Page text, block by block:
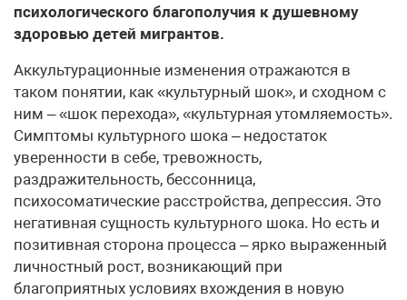
психологического благополучия к душевному
здоровью детей мигрантов.
Аккультурационные изменения отражаются в
таком понятии, как «культурный шок», и сходном с
ним – «шок перехода», «культурная утомляемость».
Симптомы культурного шока – недостаток
уверенности в себе, тревожность,
раздражительность, бессонница,
психосоматические расстройства, депрессия. Это
негативная сущность культурного шока. Но есть и
позитивная сторона процесса – ярко выраженный
личностный рост, возникающий при
благоприятных условиях вхождения в новую